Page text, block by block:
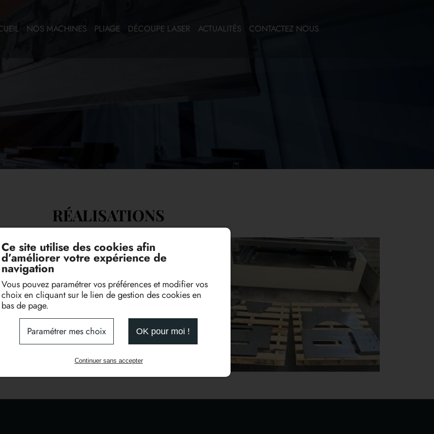
NOS MACHINES PLIAGE DÉCOUPE LASER ACTUALITÉS CONTACTEZ NOUS
RÉALISATIONS
Découpe laser sur tôle acier 8mm Découpe laser sur tôle acier 8mm
Ce site utilise des cookies afin
d’améliorer votre expérience de
navigation
Vous pouvez paramétrer vos préférences et modifier vos
choix en cliquant sur le lien de gestion des cookies en
bas de page.
Paramétrer mes choix
OK pour moi !
Continuer sans accepter